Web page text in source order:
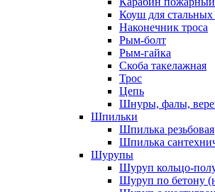
Коуш для стальных
Наконечник троса
Рым-болт
Рым-гайка
Скоба такелажная
Трос
Цепь
Шнуры, фалы,
Шпильки
Шпилька резьбовая
Шпилька
Шурупы
Шуруп кольцо-
Шуруп по бетону